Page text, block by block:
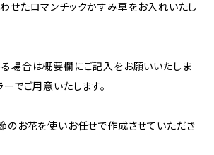
せたロマンチックかすみ草をお入れいたし
場合は概要欄にご記入をお願いいたしま
でご用意いたします。
のお花を使いお任せで作成させていただき